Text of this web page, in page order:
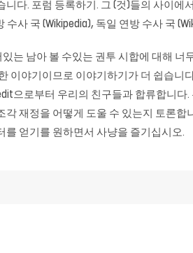
니다. 포럼 등록하기. 그 (것)들의 사이에
수사 국 (Wikipedia), 독일 연방 수사 국
는 남아 볼 수있는 권투 시합에 대해
이야기이므로 이야기하기가 더 쉽습니
으로부터 우리의 친구들과 합류합니
각 재정을 어떻게 도울 수 있는지 토론
를 얻기를 원하면서 사냥을 즐기십시오.